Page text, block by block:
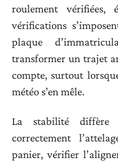
roulement vérifiées,
vérifications
plaque
transformer un trajet
compte, surtout
météo s’en mêle.
La stabilité diffère
correctement
panier, vérifier